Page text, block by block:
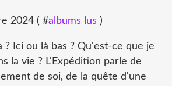
2024 ( #albums lus )
? Ici ou là bas ? Qu'est-ce que je
la vie ? L'Expédition parle de
de soi, de la quête d'une